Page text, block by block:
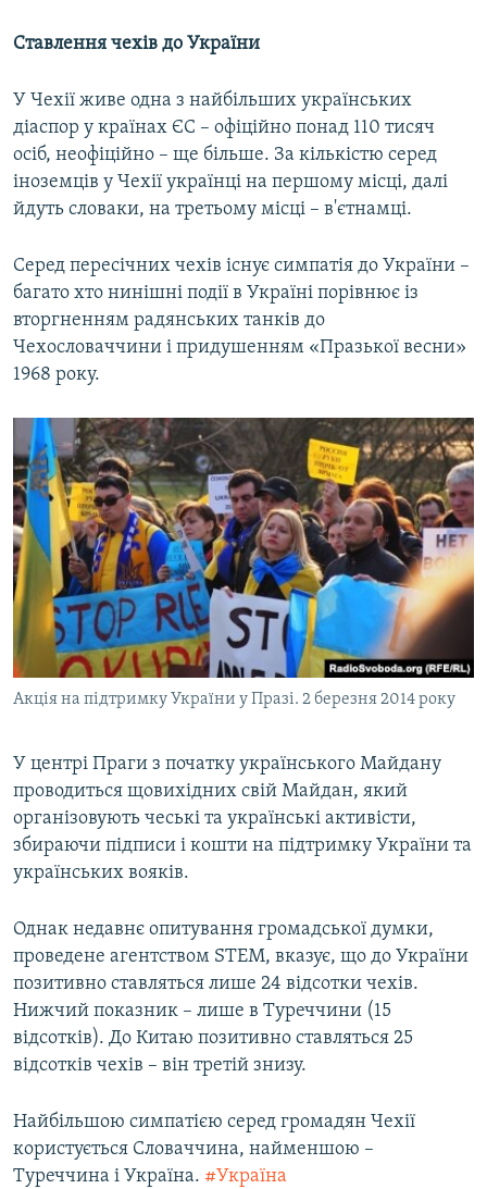
Ставлення чехів до України
У Чехії живе одна з найбільших українських
діаспор у країнах ЄС – офіційно понад 110 тисяч
осіб, неофіційно – ще більше. За кількістю серед
іноземців у Чехії українці на першому місці, далі
йдуть словаки, на третьому місці – в'єтнамці.
Серед пересічних чехів існує симпатія до України –
багато хто нинішні події в Україні порівнює із
вторгненням радянських танків до
Чехословаччини і придушенням «Празької весни»
1968 року.
Акція на підтримку України у Празі. 2 березня 2014 року
У центрі Праги з початку українського Майдану
проводиться щовихідних свій Майдан, який
організовують чеські та українські активісти,
збираючи підписи і кошти на підтримку України та
українських вояків.
Однак недавнє опитування громадської думки,
проведене агентством STEM, вказує, що до України
позитивно ставляться лише 24 відсотки чехів.
Нижчий показник – лише в Туреччини (15
відсотків). До Китаю позитивно ставляться 25
відсотків чехів – він третій знизу.
Найбільшою симпатією серед громадян Чехії
користується Словаччина, найменшою –
Туреччина і Україна. #Україна